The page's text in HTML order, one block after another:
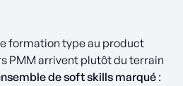
formation type au product
PMM arrivent plutôt du terrain
de soft skills marqué :